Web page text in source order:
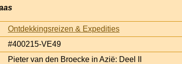
Ontdekkingsreizen & Expedities
#400215-VE49
Pieter van den Broecke in Azië: Deel II